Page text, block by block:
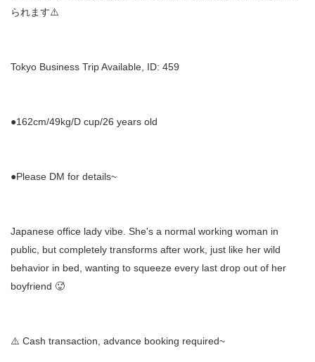
られます⚠️
Tokyo Business Trip Available, ID: 459
●162cm/49kg/D cup/26 years old
●Please DM for details~
Japanese office lady vibe. She's a normal working woman in
public, but completely transforms after work, just like her wild
behavior in bed, wanting to squeeze every last drop out of her
boyfriend 🥵
⚠️ Cash transaction, advance booking required~